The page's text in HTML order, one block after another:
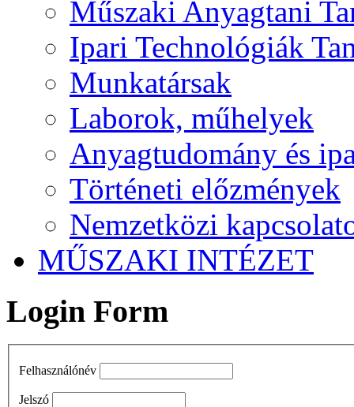
Műszaki Anyagtani
Ipari Technológiák
Munkatársak
Laborok, műhelyek
Anyagtudomány és
Történeti előzmények
Nemzetközi
MŰSZAKI INTÉZET
Login Form
Felhasználónév
Jelszó